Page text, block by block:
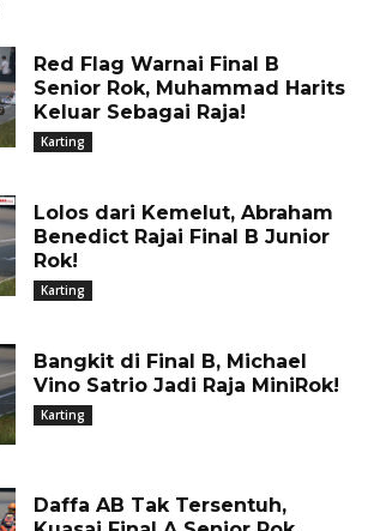
Red Flag Warnai Final B
Senior Rok, Muhammad Harits
Keluar Sebagai Raja!
Karting
Lolos dari Kemelut, Abraham
Benedict Rajai Final B Junior
Rok!
Karting
Bangkit di Final B, Michael
Vino Satrio Jadi Raja MiniRok!
Karting
Daffa AB Tak Tersentuh,